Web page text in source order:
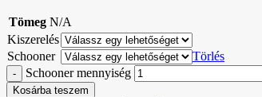
Tömeg N/A
Kiszerelés
Schooner
Törlés
Schooner mennyiség
Kosárba teszem